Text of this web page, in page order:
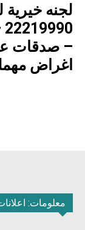
لجنه خيرية
– صدقات
اغراض
معلومات: